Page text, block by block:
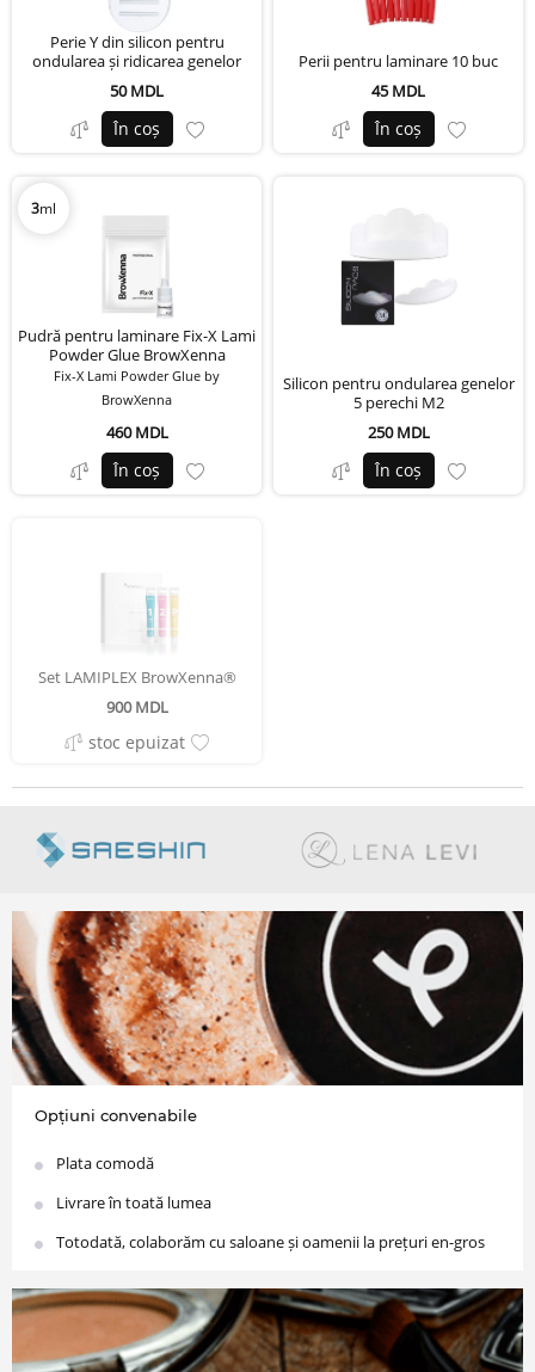
Perie Y din silicon pentru
ondularea și ridicarea genelor
50 MDL
În coș
Perii pentru laminare 10 buc
45 MDL
În coș
3ml
Pudră pentru laminare Fix-X Lami
Powder Glue BrowXenna
Fix-X Lami Powder Glue by
BrowXenna
460 MDL
În coș
Silicon pentru ondularea genelor
5 perechi M2
250 MDL
În coș
Set LAMIPLEX BrowXenna®
900 MDL
stoc epuizat
Opțiuni convenabile
Plata comodă
Livrare în toată lumea
Totodată, colaborăm cu saloane și oamenii la prețuri en-gros